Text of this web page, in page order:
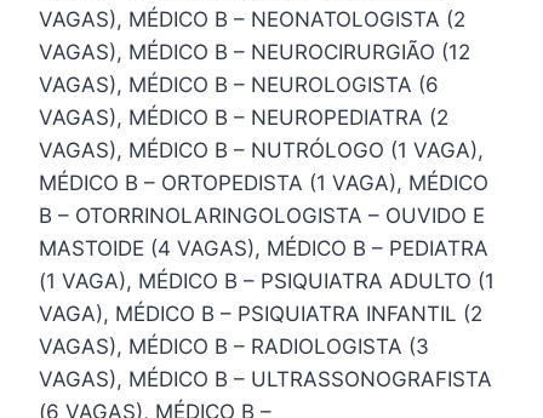
VAGAS), MÉDICO B – NEONATOLOGISTA (2
VAGAS), MÉDICO B – NEUROCIRURGIÃO (12
VAGAS), MÉDICO B – NEUROLOGISTA (6
VAGAS), MÉDICO B – NEUROPEDIATRA (2
VAGAS), MÉDICO B – NUTRÓLOGO (1 VAGA),
MÉDICO B – ORTOPEDISTA (1 VAGA), MÉDICO
B – OTORRINOLARINGOLOGISTA – OUVIDO E
MASTOIDE (4 VAGAS), MÉDICO B – PEDIATRA
(1 VAGA), MÉDICO B – PSIQUIATRA ADULTO (1
VAGA), MÉDICO B – PSIQUIATRA INFANTIL (2
VAGAS), MÉDICO B – RADIOLOGISTA (3
VAGAS), MÉDICO B – ULTRASSONOGRAFISTA
(6 VAGAS), MÉDICO B –